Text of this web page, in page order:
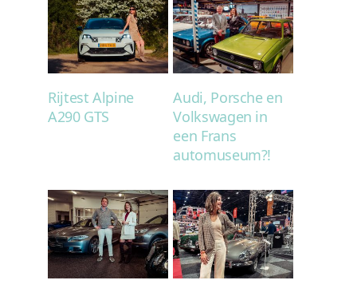
Rijtest Alpine
A290 GTS
Audi, Porsche en
Volkswagen in
een Frans
automuseum?!